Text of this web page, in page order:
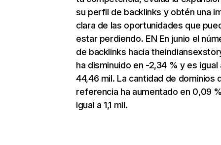
su perfil de backlinks y obtén una
clara de las oportunidades que
estar perdiendo. EN En junio el
de backlinks hacia
ha disminuido en -2,34 % y es igual
44,46 mil. La cantidad de dominios
referencia ha aumentado en 0,09
igual a 1,1 mil.